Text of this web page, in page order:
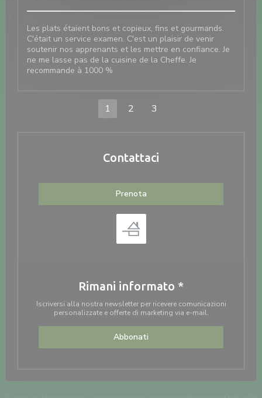
Les plats étaient bons et copieux, fins et gourmands.
C'était un service examen. C'est un plaisir de venir
soutenir nos apprenants et les mettre en confiance. Je
ne me lasse pas de la cuisine de la Cheffe. Je
recommande à 1000 %
1 2 3
Contattaci
Prenota
Rimani informato *
Iscriversi alla nostra newsletter per ricevere comunicazioni
personalizzate e offerte di marketing via e-mail.
Abbonati